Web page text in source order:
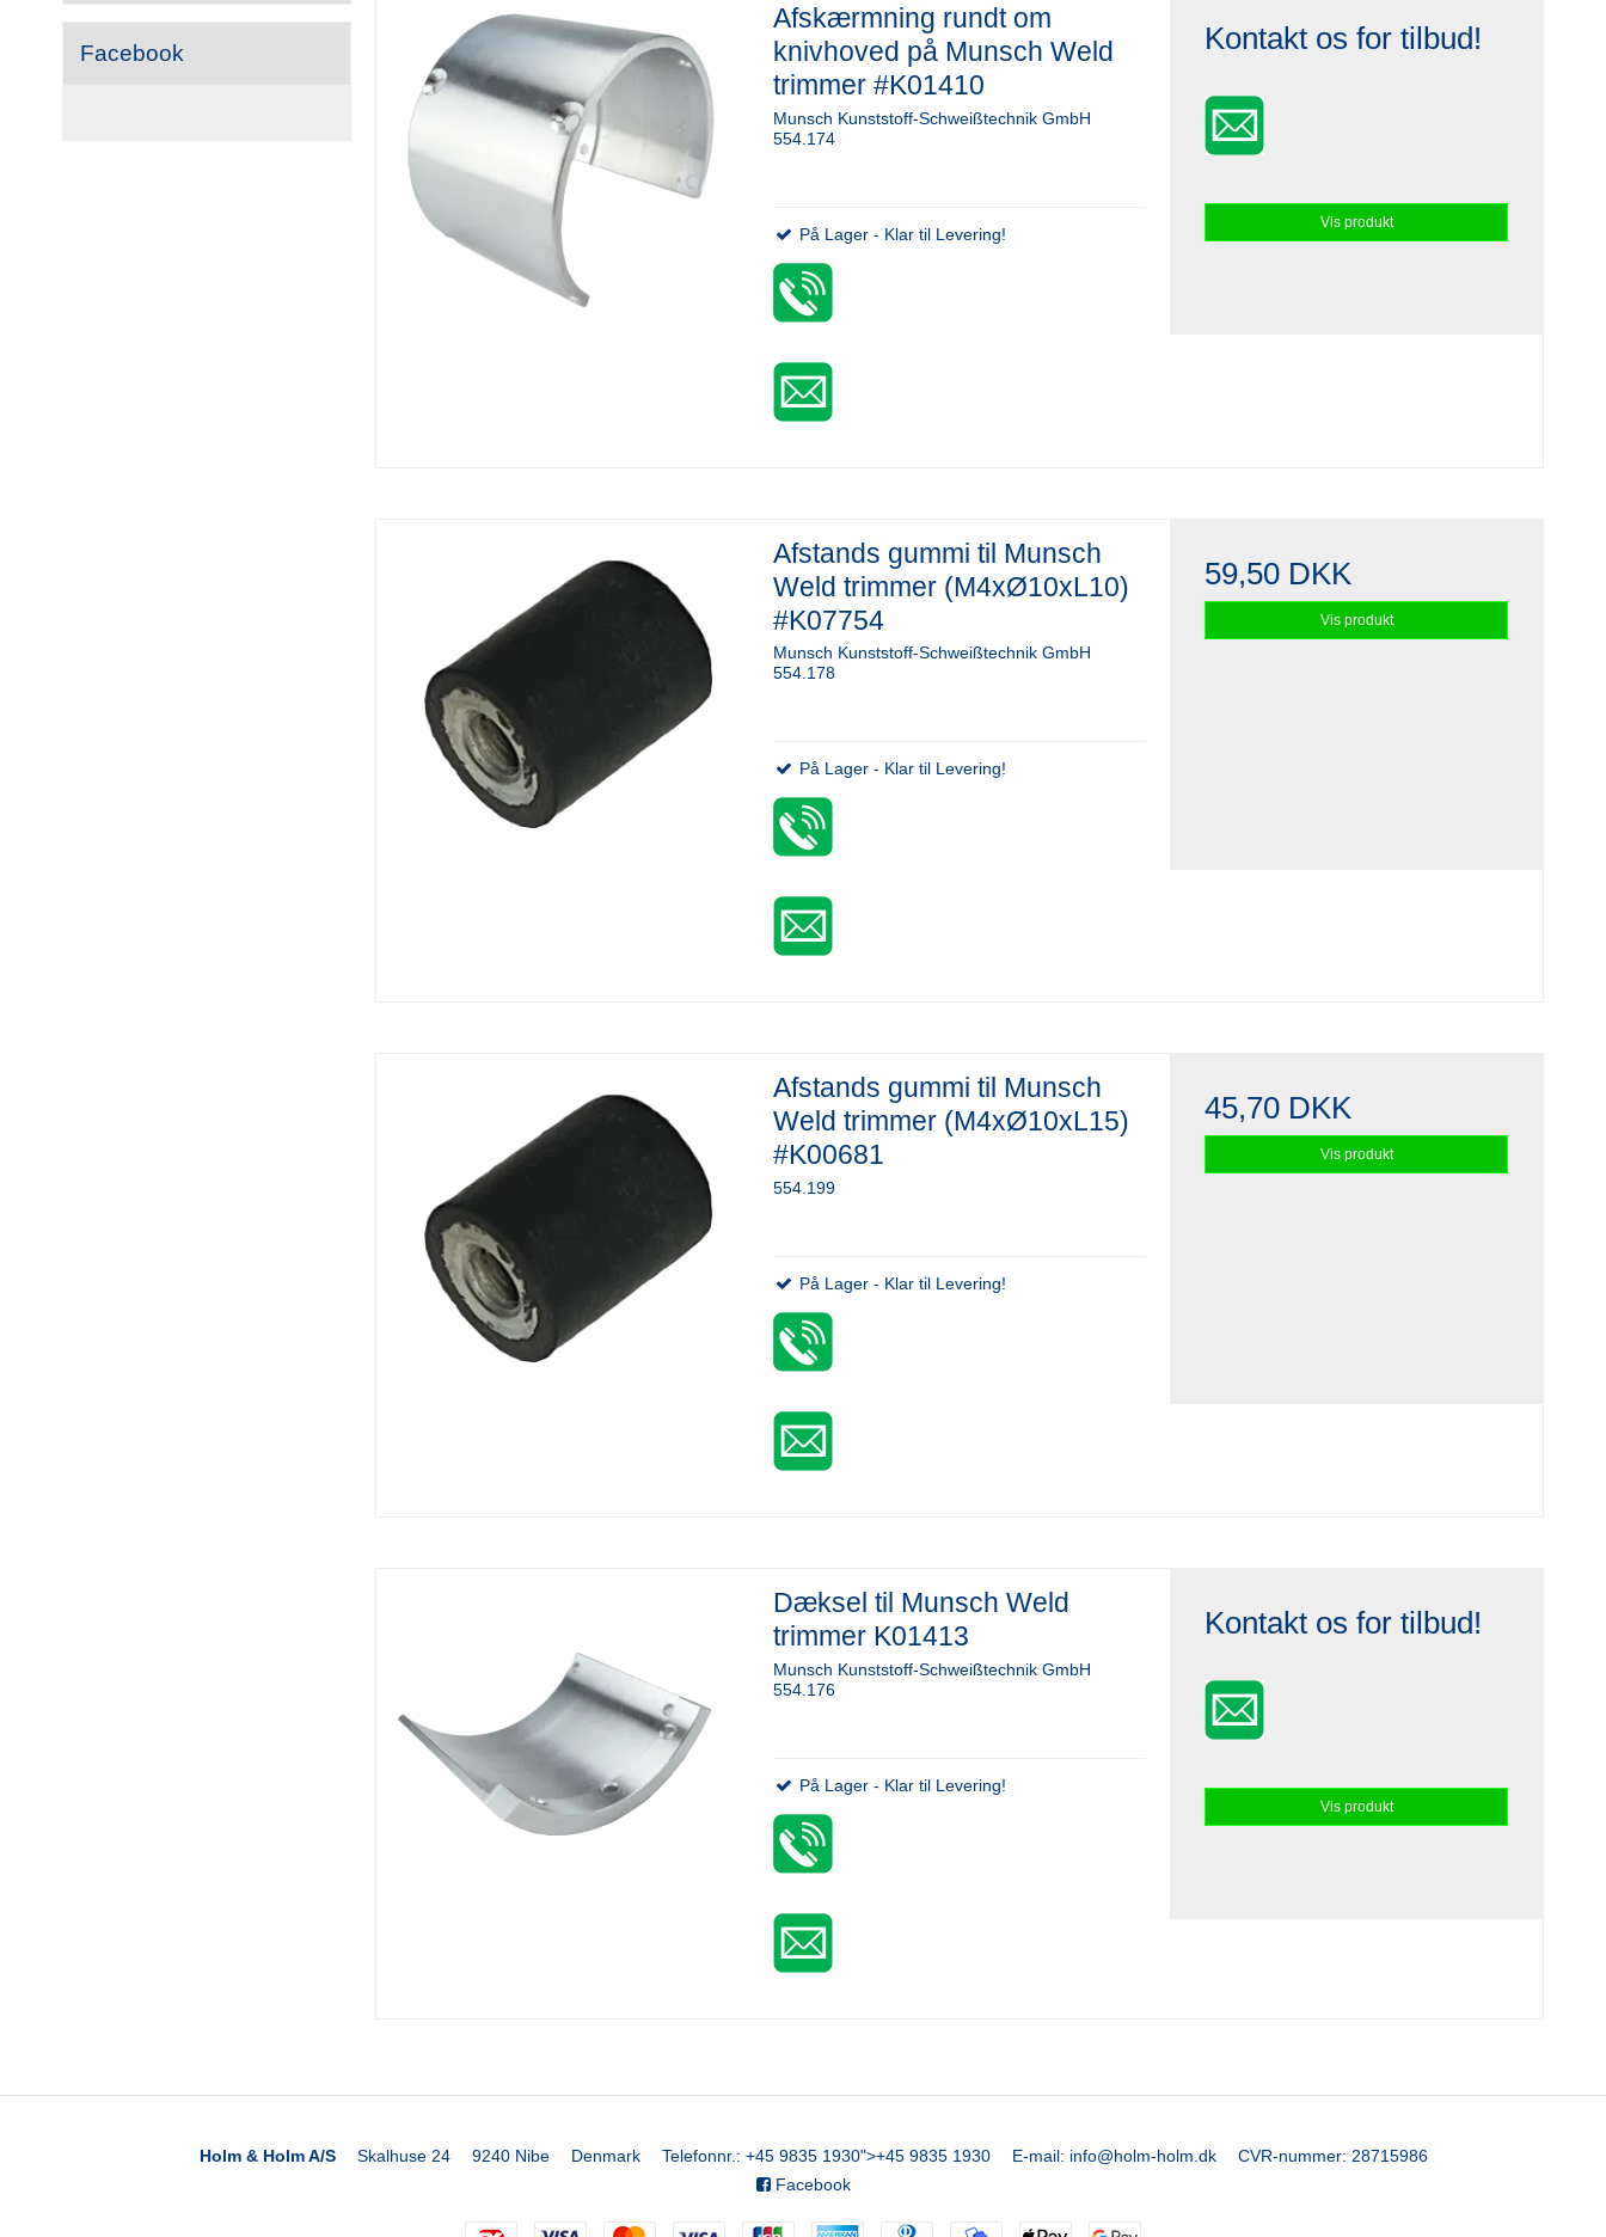
Facebook
Afskærmning rundt om
knivhoved på Munsch Weld
trimmer #K01410
Munsch Kunststoff-Schweißtechnik GmbH
554.174
På Lager - Klar til Levering!
Kontakt os for tilbud!
Vis produkt
Afstands gummi til Munsch
Weld trimmer (M4xØ10xL10)
#K07754
Munsch Kunststoff-Schweißtechnik GmbH
554.178
På Lager - Klar til Levering!
59,50 DKK
Vis produkt
Afstands gummi til Munsch
Weld trimmer (M4xØ10xL15)
#K00681
554.199
På Lager - Klar til Levering!
45,70 DKK
Vis produkt
Dæksel til Munsch Weld
trimmer K01413
Munsch Kunststoff-Schweißtechnik GmbH
554.176
På Lager - Klar til Levering!
Kontakt os for tilbud!
Vis produkt
Holm & Holm A/S Skalhuse 24 9240 Nibe Denmark Telefonnr.: +45 9835 1930">+45 9835 1930 E-mail: info@holm-holm.dk CVR-nummer: 28715986
Facebook